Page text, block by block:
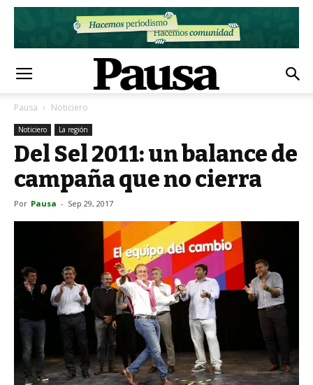
Pausa Noticiero
Noticiero La región
Del Sel 2011: un balance de
campaña que no cierra
Por Pausa - Sep 29, 2017